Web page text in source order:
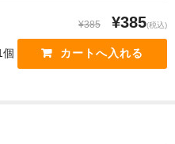
¥385 ¥385(税込)
個